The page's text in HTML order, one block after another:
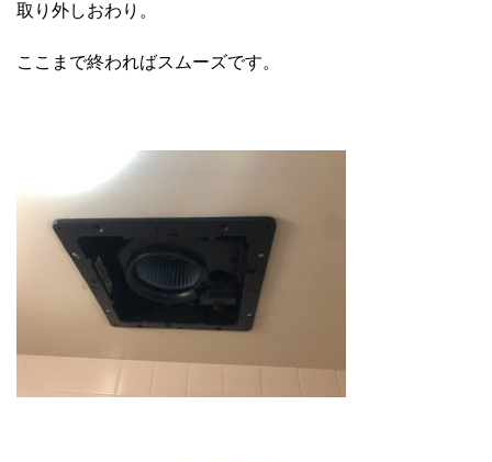
取り外しおわり。
ここまで終わればスムーズです。